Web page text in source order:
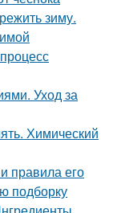
зиму.
Уход за
Химический
правила его
подборку